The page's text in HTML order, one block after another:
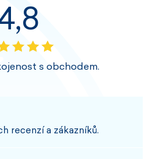
s obchodem.
recenzí a zákazníků.